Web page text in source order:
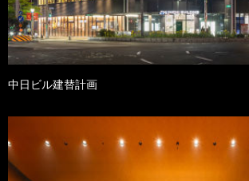
中日ビル建替計画